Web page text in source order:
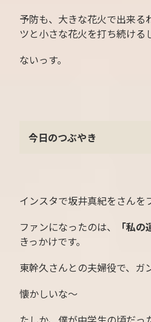
予防も、大きな花火で出来る
ツと小さな花火を打ち続ける
ないっす。
今日のつぶやき
インスタで坂井真紀をさんを
ファンになったのは、 「私の
きっかけです。
東幹久さんとの夫婦役で、ガ
懐かしいな〜